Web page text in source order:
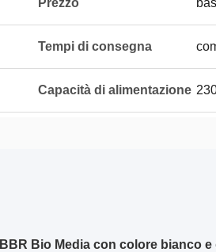
Prezzo
Tempi di consegna
Capacità di alimentazione
Bio Media con colore bianco